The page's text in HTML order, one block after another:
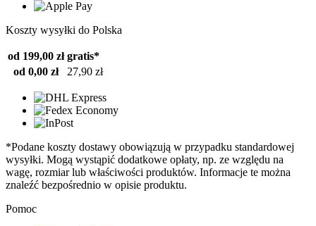
Koszty wysyłki do Polska
od 199,00 zł gratis*
od 0,00 zł
27,90 zł
*Podane koszty dostawy obowiązują w przypadku standardowej
wysyłki. Mogą wystąpić dodatkowe opłaty, np. ze względu na
wagę, rozmiar lub właściwości produktów. Informacje te można
znaleźć bezpośrednio w opisie produktu.
Pomoc